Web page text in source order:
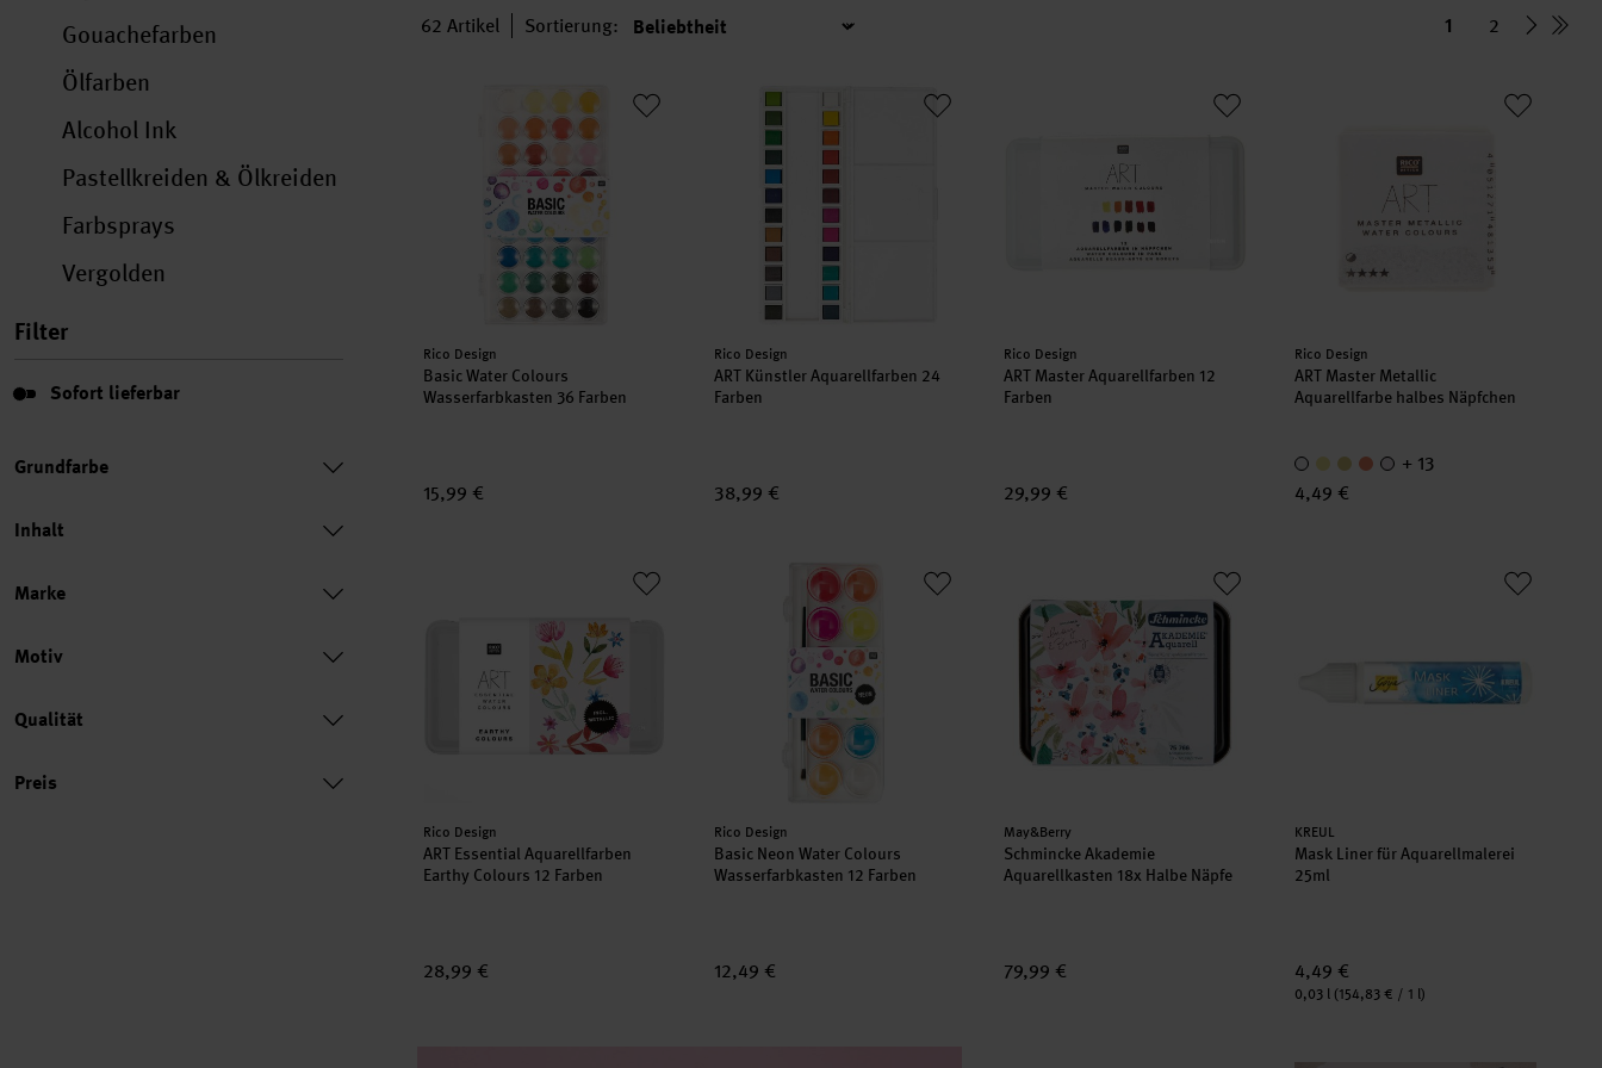
Gouachefarben
Ölfarben
Alcohol Ink
Pastellkreiden & Ölkreiden
Farbsprays
Vergolden
Filter
Sofort lieferbar
Sofort lieferbar
Grundfarbe
Inhalt
Marke
Motiv
Qualität
Preis
Preis
62 Artikel Sortierung: 1 2
Hersteller:
Rico Design
Basic Water Colours
Wasserfarbkasten 36 Farben
15,99 €
Hersteller:
Rico Design
ART Künstler Aquarellfarben 24
Farben
38,99 €
Hersteller:
Rico Design
ART Master Aquarellfarben 12
Farben
29,99 €
Hersteller:
Rico Design
ART Master Metallic
Aquarellfarbe halbes Näpfchen
+ 13
4,49 €
ART Essential Aquarellfarben Earthy Colours 12 Farben
Hersteller:
Rico Design
ART Essential Aquarellfarben
Earthy Colours 12 Farben
28,99 €
Basic Neon Water Colours Wasserfarbkasten 12 Farben
Hersteller:
Rico Design
Basic Neon Water Colours
Wasserfarbkasten 12 Farben
12,49 €
Hersteller:
May&Berry
Schmincke Akademie
Aquarellkasten 18x Halbe Näpfe
79,99 €
Hersteller:
KREUL
Mask Liner für Aquarellmalerei
25ml
4,49 €
Inhalt:
0,03 l (154,83 € / 1 l)
ART Künstler Aquarellfarben 36 FarbenAnleitung Urban Watercoloring mit